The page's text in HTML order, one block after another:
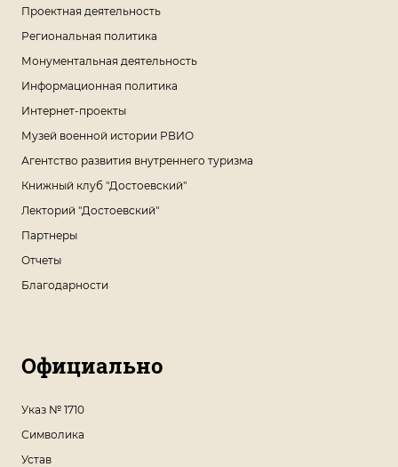
Проектная деятельность
Региональная политика
Монументальная деятельность
Информационная политика
Интернет-проекты
Музей военной истории РВИО
Агентство развития внутреннего туризма
Книжный клуб "Достоевский"
Лекторий "Достоевский"
Партнеры
Отчеты
Благодарности
Официально
Указ № 1710
Символика
Устав